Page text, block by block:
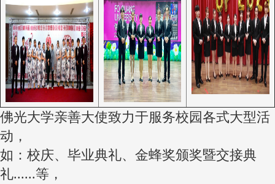
佛光大学亲善大使致力于服务校园各式大型活
动，
如：校庆、毕业典礼、金蜂奖颁奖暨交接典
礼......等，